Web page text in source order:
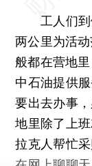
工人们到
两公里为活
般都在营地
中石油提供
要出去办事
地里除了上
拉克人帮忙